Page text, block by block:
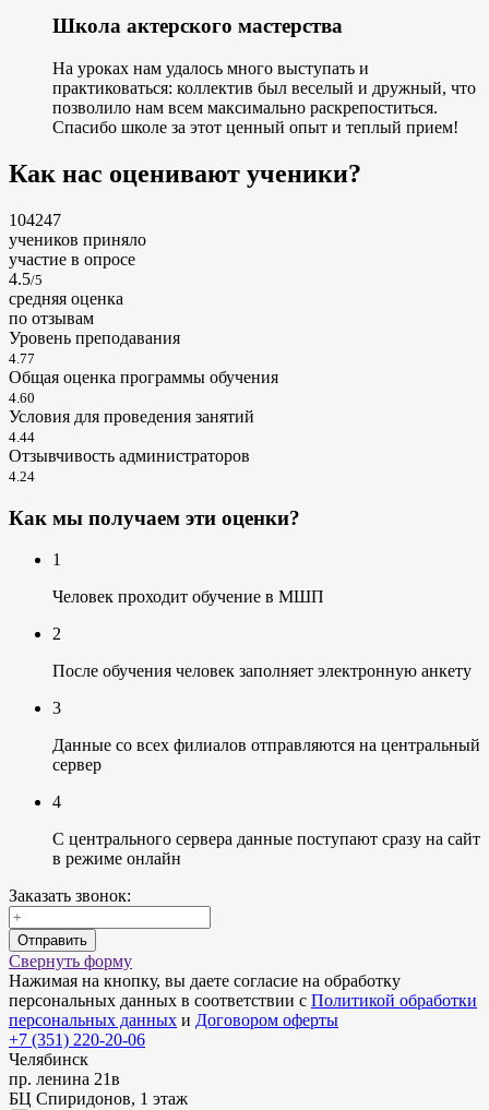
Школа актерского мастерства
На уроках нам удалось много выступать и
практиковаться: коллектив был веселый и дружный, что
позволило нам всем максимально раскрепоститься.
Спасибо школе за этот ценный опыт и теплый прием!
Как нас оценивают ученики?
104247
учеников приняло
участие в опросе
4.5/5
cредняя оценка
по отзывам
Уровень преподавания
4.77
Общая оценка программы обучения
4.60
Условия для проведения занятий
4.44
Отзывчивость администраторов
4.24
Как мы получаем эти оценки?
1
Человек проходит обучение в МШП
2
После обучения человек заполняет электронную анкету
3
Данные со всех филиалов отправляются на центральный
сервер
4
С центрального сервера данные поступают сразу на сайт
в режиме онлайн
Заказать звонок:
Отправить
Свернуть форму
Нажимая на кнопку, вы даете согласие на обработку
персональных данных в соответствии с Политикой обработки
персональных данных и Договором оферты
+7 (351) 220-20-06
Челябинск
пр. ленина 21в
БЦ Спиридонов, 1 этаж